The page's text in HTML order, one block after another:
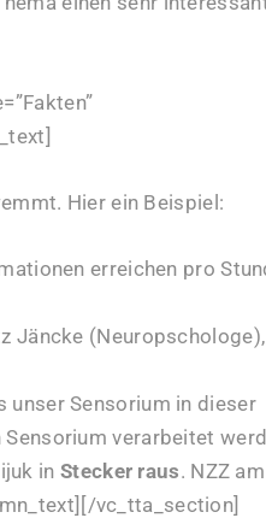
Hier ein Beispiel:
erreichen pro
Jäncke
unser Sensorium in dieser
verarbeitet
in Stecker raus. NZZ am
vc_tta_section]